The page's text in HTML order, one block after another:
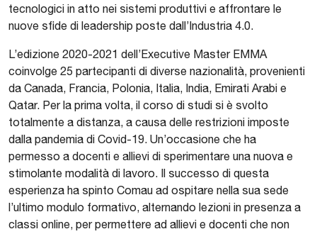
tecnologici in atto nei sistemi produttivi e affrontare le
nuove sfide di leadership poste dall’Industria 4.0.
L’edizione 2020-2021 dell’Executive Master EMMA
coinvolge 25 partecipanti di diverse nazionalità, provenienti
da Canada, Francia, Polonia, Italia, India, Emirati Arabi e
Qatar. Per la prima volta, il corso di studi si è svolto
totalmente a distanza, a causa delle restrizioni imposte
dalla pandemia di Covid-19. Un’occasione che ha
permesso a docenti e allievi di sperimentare una nuova e
stimolante modalità di lavoro. Il successo di questa
esperienza ha spinto Comau ad ospitare nella sua sede
l’ultimo modulo formativo, alternando lezioni in presenza a
classi online, per permettere ad allievi e docenti che non